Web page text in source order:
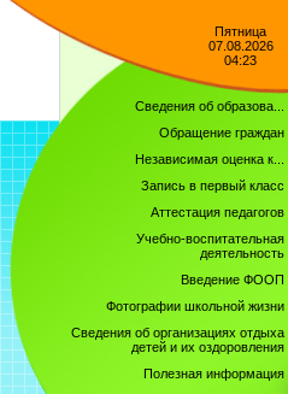
Пятница
07.08.2026
04:23
Сведения об образова...
Обращение граждан
Независимая оценка к...
Запись в первый класс
Аттестация педагогов
Учебно-воспитательная
деятельность
Введение ФООП
Фотографии школьной жизни
Сведения об организациях отдыха
детей и их оздоровления
Полезная информация